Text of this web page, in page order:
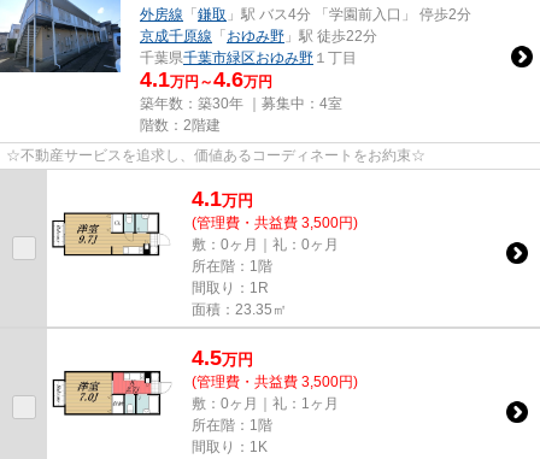
外房線 「 鎌取 」駅 バス4分 「学園前入口」 停歩2分
京成千原線 「 おゆみ野 」駅 徒歩22分
千葉県千葉市緑区おゆみ野 １丁目
4.1万円～4.6万円
築年数：築30年 ｜募集中： 4室
階数：2階建
☆不動産サービスを追求し、価値あるコーディネートをお約束☆
4.1万円
(管理費・共益費 3,500円)
敷：0ヶ月｜礼：0ヶ月
所在階：1階
間取り：1R
面積：23.35㎡
4.5万円
(管理費・共益費 3,500円)
敷：0ヶ月｜礼：1ヶ月
所在階：1階
間取り：1K